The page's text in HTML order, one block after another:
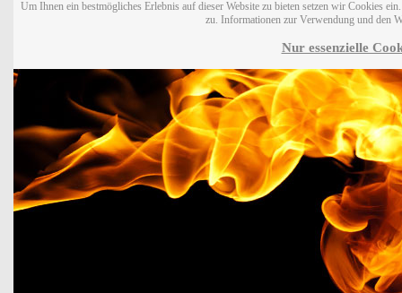
Um Ihnen ein bestmögliches Erlebnis auf dieser Website zu bieten setzen wir Cookies
zu. Informationen zur Verwendung und den
Nur essenzielle